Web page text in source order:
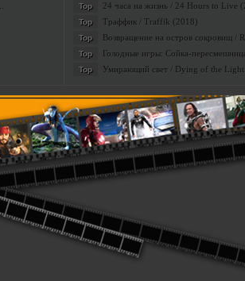
Просмотров: 2286
Top 24 часа на жизнь / 24 Hours to Live
Top Траффик / Traffik (2018)
Top Возвращение на остров сокровищ /
Top Голодные игры: Сойка-
Top Умирающий свет / Dying of the